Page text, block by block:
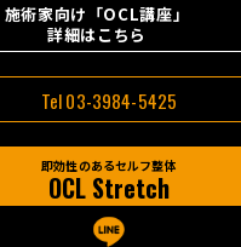
施術家向け「OCL講座」
詳細はこちら
Tel 03-3984-5425
即効性のあるセルフ整体
OCL Stretch